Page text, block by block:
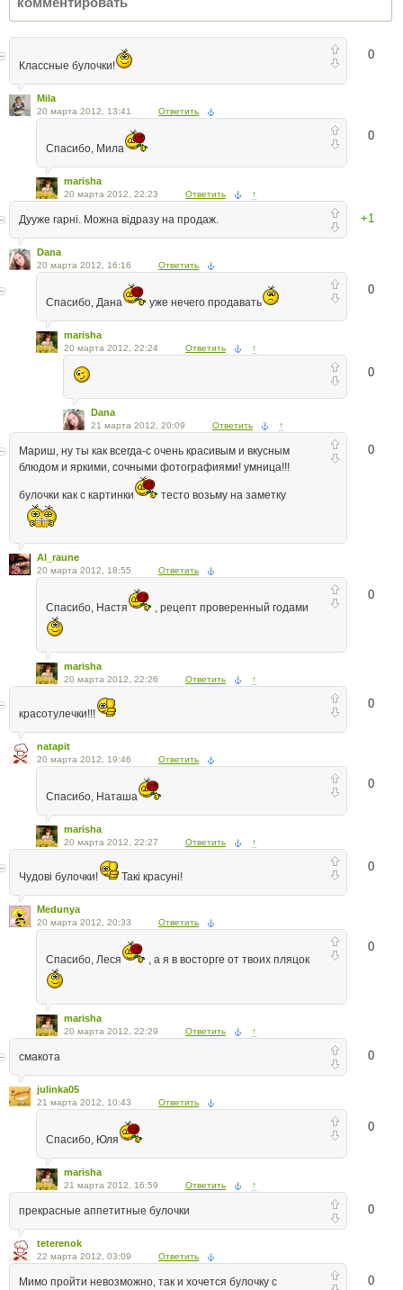
0
Классные булочки!
Mila
20 марта 2012, 13:41 Ответить
0
Спасибо, Мила
marisha
20 марта 2012, 22:23 Ответить ↑
+1
Дууже гарні. Можна відразу на продаж.
Dana
20 марта 2012, 16:16 Ответить
0
Спасибо, Дана уже нечего продавать
marisha
20 марта 2012, 22:24 Ответить ↑
0
Dana
21 марта 2012, 20:09 Ответить ↑
0
Мариш, ну ты как всегда-с очень красивым и вкусным
блюдом и яркими, сочными фотографиями! умница!!!
булочки как с картинки тесто возьму на заметку
Al_raune
20 марта 2012, 18:55 Ответить
0
Спасибо, Настя , рецепт проверенный годами
marisha
20 марта 2012, 22:26 Ответить ↑
0
красотулечки!!!
natapit
20 марта 2012, 19:46 Ответить
0
Спасибо, Наташа
marisha
20 марта 2012, 22:27 Ответить ↑
0
Чудові булочки! Такі красуні!
Medunya
20 марта 2012, 20:33 Ответить
0
Спасибо, Леся , а я в восторге от твоих пляцок
marisha
20 марта 2012, 22:29 Ответить ↑
0
смакота
julinka05
21 марта 2012, 10:43 Ответить
0
Спасибо, Юля
marisha
21 марта 2012, 16:59 Ответить ↑
0
прекрасные аппетитные булочки
teterenok
22 марта 2012, 03:09 Ответить
0
Мимо пройти невозможно, так и хочется булочку с